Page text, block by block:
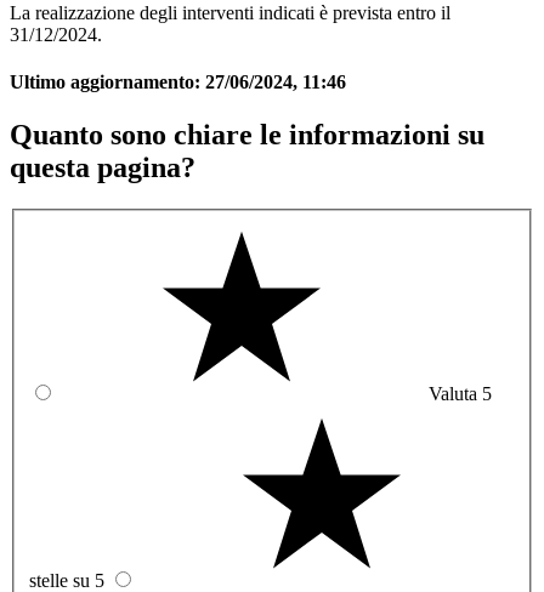
La realizzazione degli interventi indicati è prevista entro il
31/12/2024.
Ultimo aggiornamento: 27/06/2024, 11:46
Quanto sono chiare le informazioni su
questa pagina?
Valuta 5
stelle su 5